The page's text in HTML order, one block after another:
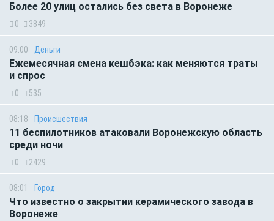
Более 20 улиц остались без света в Воронеже
0 3849
09:00 Деньги
Ежемесячная смена кешбэка: как меняются траты
и спрос
0 535
08:18 Происшествия
11 беспилотников атаковали Воронежскую область
среди ночи
0 2429
08:01 Город
Что известно о закрытии керамического завода в
Воронеже